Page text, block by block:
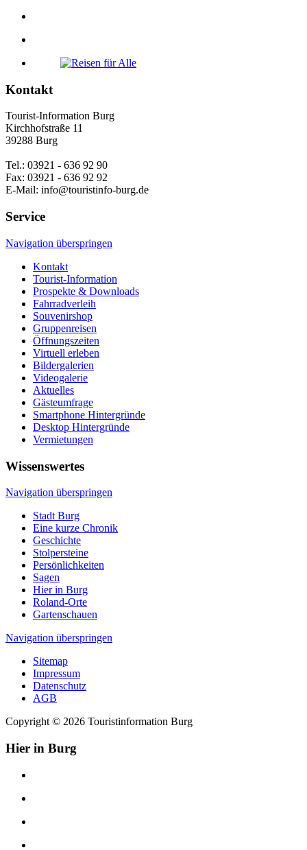
Kontakt
Tourist-Information Burg
Kirchhofstraße 11
39288 Burg
Tel.: 03921 - 636 92 90
Fax: 03921 - 636 92 92
E-Mail: info@touristinfo-burg.de
Service
Navigation überspringen
Kontakt
Tourist-Information
Prospekte & Downloads
Fahrradverleih
Souvenirshop
Gruppenreisen
Öffnungszeiten
Virtuell erleben
Bildergalerien
Videogalerie
Aktuelles
Gästeumfrage
Smartphone Hintergründe
Desktop Hintergründe
Vermietungen
Wissenswertes
Navigation überspringen
Stadt Burg
Eine kurze Chronik
Geschichte
Stolpersteine
Persönlichkeiten
Sagen
Hier in Burg
Roland-Orte
Gartenschauen
Navigation überspringen
Sitemap
Impressum
Datenschutz
AGB
Copyright © 2026 Touristinformation Burg
Hier in Burg